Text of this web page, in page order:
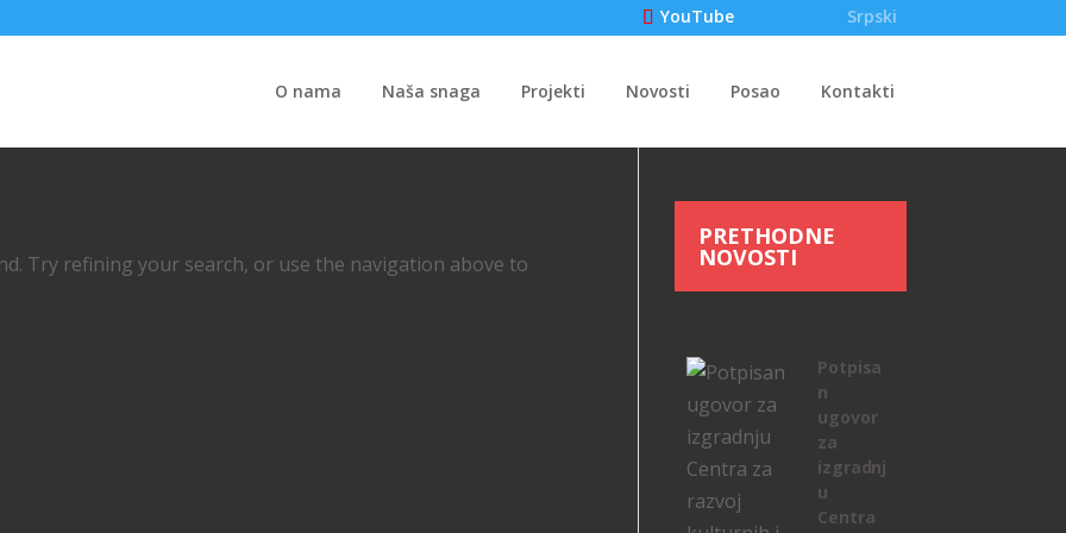
YouTube Srpski
O nama Naša snaga Projekti Novosti Posao Kontakti
Try refining your search, or use the navigation above to
PRETHODNE
NOVOSTI
Potpisa
n
ugovor
za
izgradnj
u
Centra